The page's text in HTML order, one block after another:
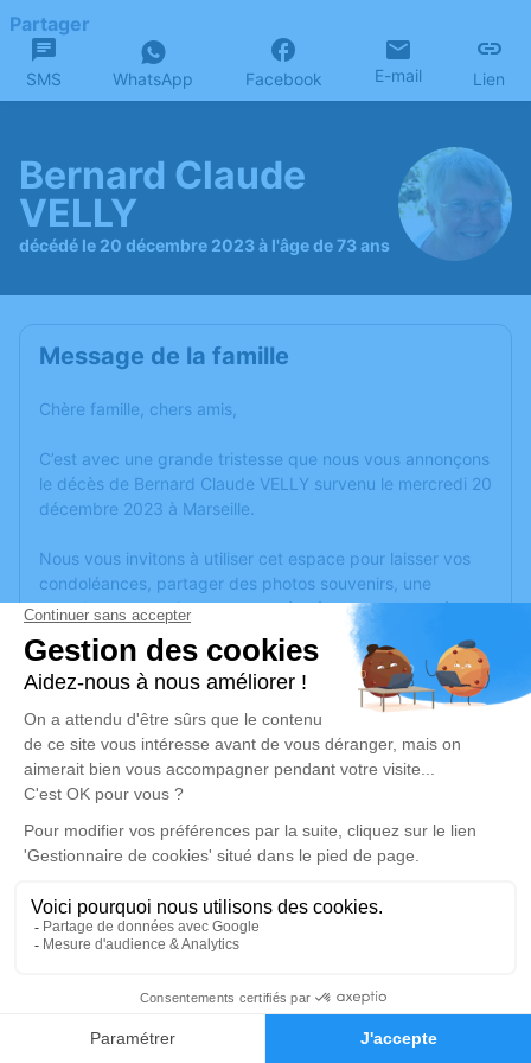
Faire-part Hommages
Partager
SMS WhatsApp Facebook E-mail Lien
Bernard Claude
VELLY
décédé le 20 décembre 2023 à l'âge de 73 ans
Message de la famille
Chère famille, chers amis,
C’est avec une grande tristesse que nous vous annonçons
le décès de Bernard Claude VELLY survenu le mercredi 20
décembre 2023 à Marseille.
Nous vous invitons à utiliser cet espace pour laisser vos
condoléances, partager des photos souvenirs, une
anecdote ou exprimer vos pensées à travers des poèmes
ou des textes. Cet endroit est un lieu d'expression dédié à
honorer la mémoire de Bernard Claude VELLY.
Un service de plantation d’arbre hommage estdisponible
mercredi 27 décembre 2023 à 11h30
Chapelle Funérarium Saint Pierre de
Marseille